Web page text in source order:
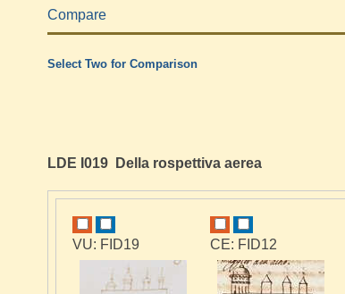
Compare
Select Two for Comparison
LDE I019 Della rospettiva aerea
VU: FID19 CE: FID12